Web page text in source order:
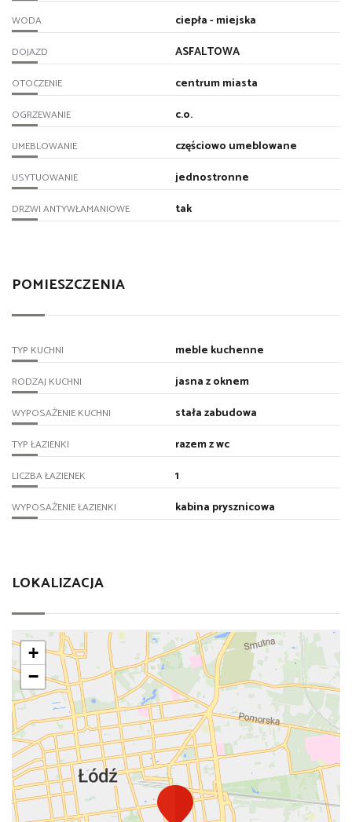
WODA ciepła - miejska
DOJAZD ASFALTOWA
OTOCZENIE centrum miasta
OGRZEWANIE c.o.
UMEBLOWANIE częściowo umeblowane
USYTUOWANIE jednostronne
DRZWI ANTYWŁAMANIOWE tak
POMIESZCZENIA
TYP KUCHNI meble kuchenne
RODZAJ KUCHNI jasna z oknem
WYPOSAŻENIE KUCHNI stała zabudowa
TYP ŁAZIENKI razem z wc
LICZBA ŁAZIENEK 1
WYPOSAŻENIE ŁAZIENKI kabina prysznicowa
LOKALIZACJA
+
−